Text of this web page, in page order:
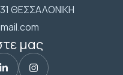
ΘΕΣΣΑΛΟΝΙΚΗ
μας